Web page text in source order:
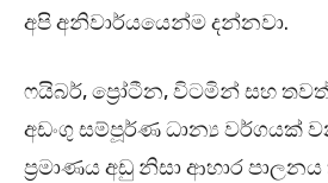
අපි අනිවාර්යයෙන්ම දන්නවා.
ෆයිබර්, ප්‍රෝටීන, විටමින් සහ
අඩංගු සම්පූර්ණ ධාන්‍ය වර්ගයක්
ප්‍රමාණය අඩු නිසා ආහාර